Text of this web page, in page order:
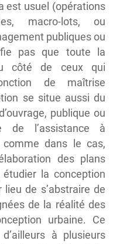
est usuel (opérations
macro-lots, ou
publiques ou
pas que toute la
côté de ceux qui
de maîtrise
se situe aussi du
publique ou
de l’assistance à
comme dans le cas,
des plans
la conception
de s’abstraire de
de la réalité des
urbaine. Ce
à plusieurs